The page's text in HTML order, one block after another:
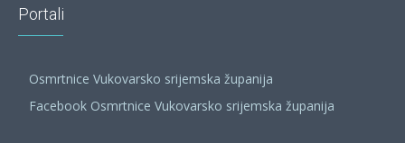
Portali
Osmrtnice Vukovarsko srijemska županija
Facebook Osmrtnice Vukovarsko srijemska županija